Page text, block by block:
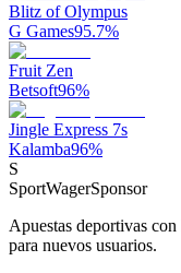
Blitz of Olympus
G Games95.7%
Fruit Zen
Betsoft96%
Jingle Express 7s
Kalamba96%
S
SportWagerSponsor
Apuestas deportivas
para nuevos usuarios.